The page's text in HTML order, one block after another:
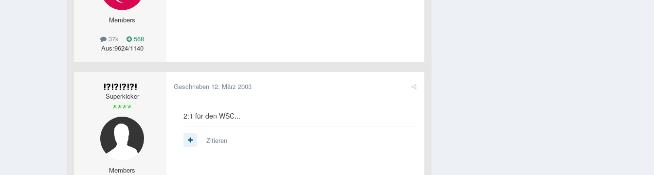
Members
37k
568
Aus:9624/1140
!?!?!?!?!
Superkicker
Members
Geschrieben 12. März 2003
2:1 für den WSC...
Zitieren